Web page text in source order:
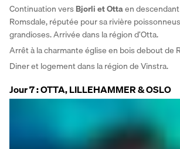
Continuation vers Bjorli et Otta en
Romsdale, réputée pour sa rivière
grandioses. Arrivée dans la région d’Otta.
Arrêt à la charmante église en bois debout de
Diner et logement dans la région de Vinstra.
Jour 7 : OTTA, LILLEHAMMER & OSLO